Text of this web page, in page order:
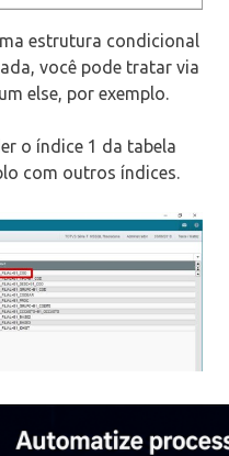
estrutura condicional
você pode tratar via
else, por exemplo.
o índice 1 da tabela
com outros índices.